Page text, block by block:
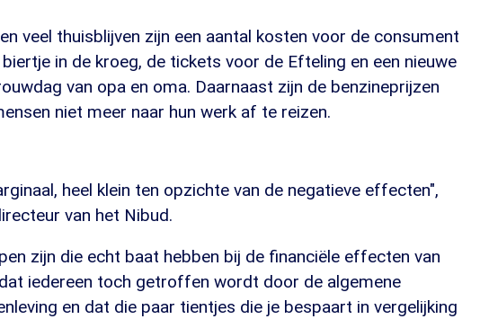
veel thuisblijven zijn een aantal kosten voor de consument
in de kroeg, de tickets voor de Efteling en een nieuwe
van opa en oma. Daarnaast zijn de benzineprijzen
niet meer naar hun werk af te reizen.
heel klein ten opzichte van de negatieve effecten",
van het Nibud.
zijn die echt baat hebben bij de financiële effecten van
iedereen toch getroffen wordt door de algemene
en dat die paar tientjes die je bespaart in vergelijking